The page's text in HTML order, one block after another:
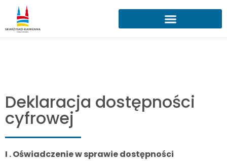
Deklaracja dostępności
cyfrowej
I . Oświadczenie w sprawie dostępności